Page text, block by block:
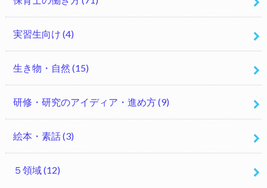
実習生向け (4)
生き物・自然 (15)
研修・研究のアイディア・進め方(9)
絵本・素話(3)
５領域(12)